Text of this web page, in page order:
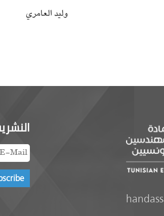
وليد العامري